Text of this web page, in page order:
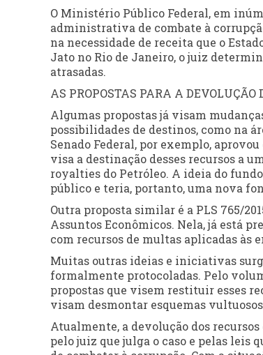
O Ministério Público Federal, em
administrativa de combate à
na necessidade de receita que o
Jato no Rio de Janeiro, o juiz
atrasadas.
AS PROPOSTAS PARA A DEVOLUÇÃO
Algumas propostas já visam
possibilidades de destinos, como na
Senado Federal, por exemplo,
visa a destinação desses recursos a
royalties do Petróleo. A ideia do
público e teria, portanto, uma nova
Outra proposta similar é a PLS 765/
Assuntos Econômicos. Nela, já está
com recursos de multas aplicadas às
Muitas outras ideias e iniciativas
formalmente protocoladas. Pelo
propostas que visem restituir esses
visam desmontar esquemas
Atualmente, a devolução dos
pelo juiz que julga o caso e pelas leis